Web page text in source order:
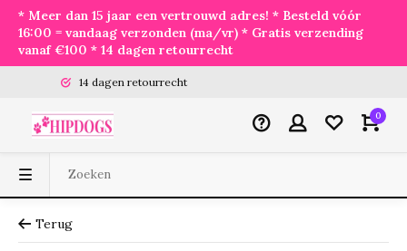
* Meer dan 15 jaar een vertrouwd adres! * Besteld vóór
16:00 = vandaag verzonden (ma/vr) * Gratis verzending
vanaf €100 * 14 dagen retourrecht
14 dagen retourrecht
0
Terug